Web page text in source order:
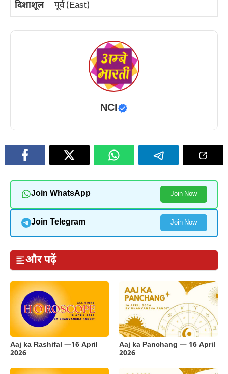
दिशाशूल पूर्व (East)
NCI
Join WhatsApp Join Now
Join Telegram Join Now
और पढ़ें
Aaj ka Rashifal —16 April
2026
Aaj ka Panchang — 16 April
2026